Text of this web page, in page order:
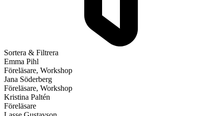
Sortera & Filtrera
Emma Pihl
Föreläsare, Workshop
Jana Söderberg
Föreläsare, Workshop
Kristina Paltén
Föreläsare